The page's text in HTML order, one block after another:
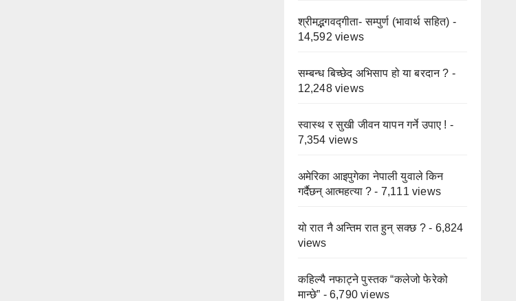
श्रीमद्भगवद्गीता- सम्पुर्ण (भावार्थ सहित) -
14,592 views
सम्बन्ध बिच्छेद अभिसाप हो या बरदान ? -
12,248 views
स्वास्थ र सुखी जीवन यापन गर्ने उपाए ! -
7,354 views
अमेरिका आइपुगेका नेपाली युवाले किन
गर्दैछन् आत्महत्या ? - 7,111 views
यो रात नै अन्तिम रात हुन् सक्छ ?- 6,824
views
कहिल्यै नफाट्ने पुस्तक “कलेजो फेरेको
मान्छे” - 6,790 views